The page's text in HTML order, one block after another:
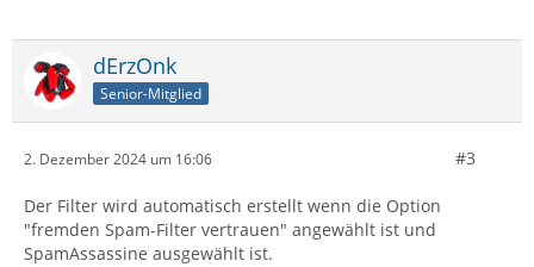
dErzOnk
Senior-Mitglied
2. Dezember 2024 um 16:06 #3
Der Filter wird automatisch erstellt wenn die Option
"fremden Spam-Filter vertrauen" angewählt ist und
SpamAssassine ausgewählt ist.